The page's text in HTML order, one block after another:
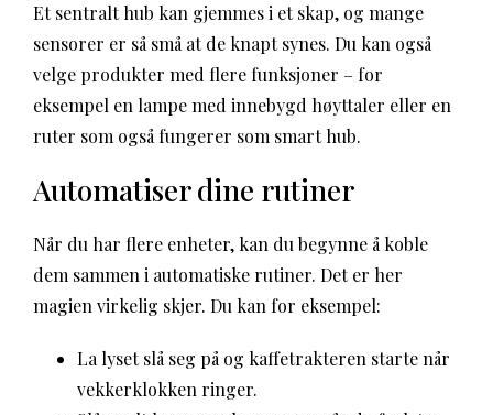
Et sentralt hub kan gjemmes i et skap, og mange
sensorer er så små at de knapt synes. Du kan også
velge produkter med flere funksjoner – for
eksempel en lampe med innebygd høyttaler eller en
ruter som også fungerer som smart hub.
Automatiser dine rutiner
Når du har flere enheter, kan du begynne å koble
dem sammen i automatiske rutiner. Det er her
magien virkelig skjer. Du kan for eksempel:
La lyset slå seg på og kaffetrakteren starte når
vekkerklokken ringer.